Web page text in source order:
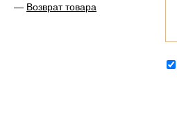
— Возврат товара